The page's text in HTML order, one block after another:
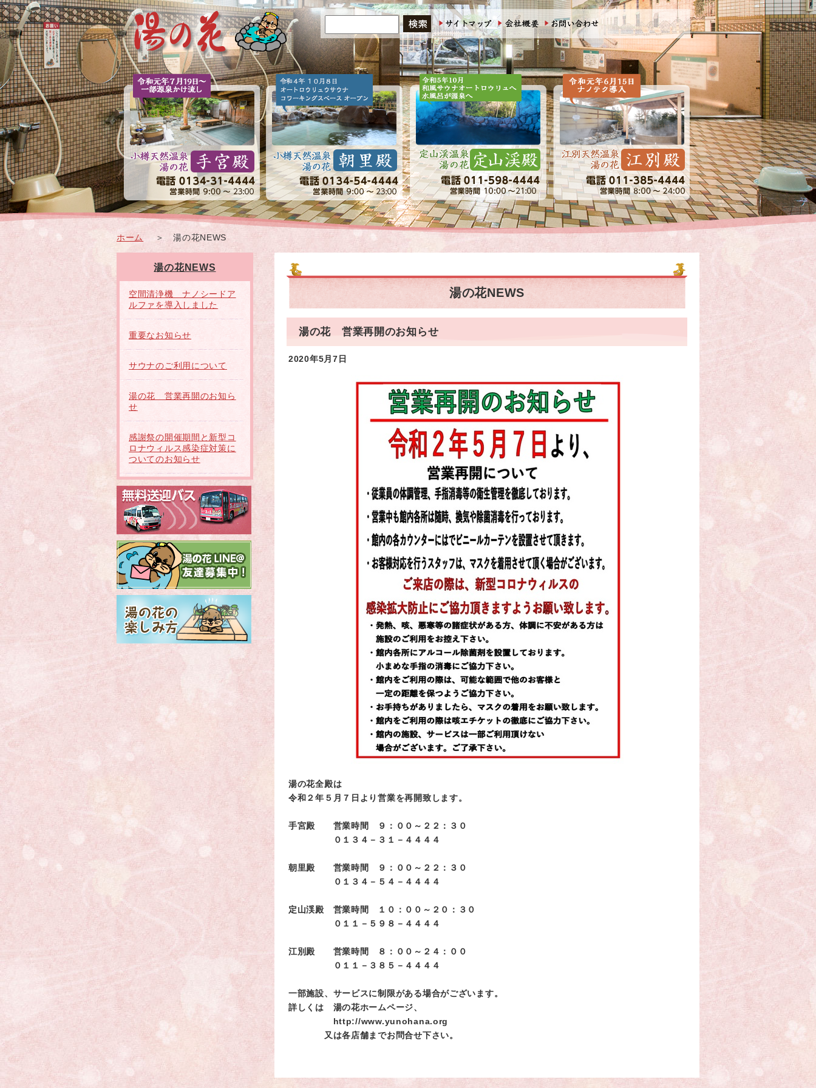
ホーム ＞湯の花NEWS
湯の花NEWS
湯の花 営業再開のお知らせ
2020年5月7日
湯の花全殿は
令和２年５月７日より営業を再開致します。
手宮殿 営業時間 ９：００～２２：３０
０１３４－３１－４４４４
朝里殿 営業時間 ９：００～２２：３０
０１３４－５４－４４４４
定山渓殿 営業時間 １０：００～２０：３０
０１１－５９８－４４４４
江別殿 営業時間 ８：００～２４：００
０１１－３８５－４４４４
一部施設、サービスに制限がある場合がございます。
詳しくは 湯の花ホームページ、
http://www.yunohana.org
又は各店舗までお問合せ下さい。
湯の花NEWS
空間清浄機 ナノシードア
ルファを導入しました
重要なお知らせ
サウナのご利用について
湯の花 営業再開のお知ら
せ
感謝祭の開催期間と新型コ
ロナウィルス感染症対策に
ついてのお知らせ